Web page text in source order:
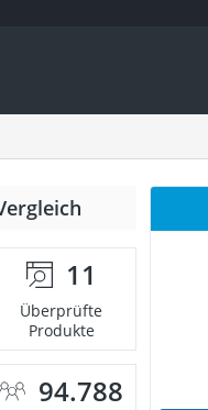
11
Überprüfte
Produkte
94.788